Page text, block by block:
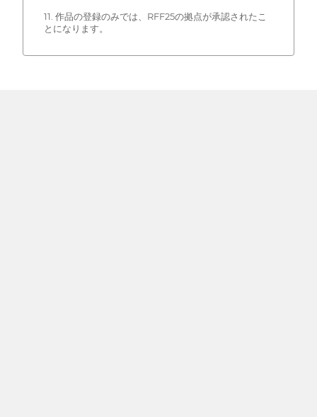
11. 作品の登録のみでは、RFF25の拠点が承認されたこ
とになります。